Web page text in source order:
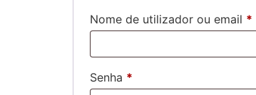
Nome de utilizador ou email *
Senha *